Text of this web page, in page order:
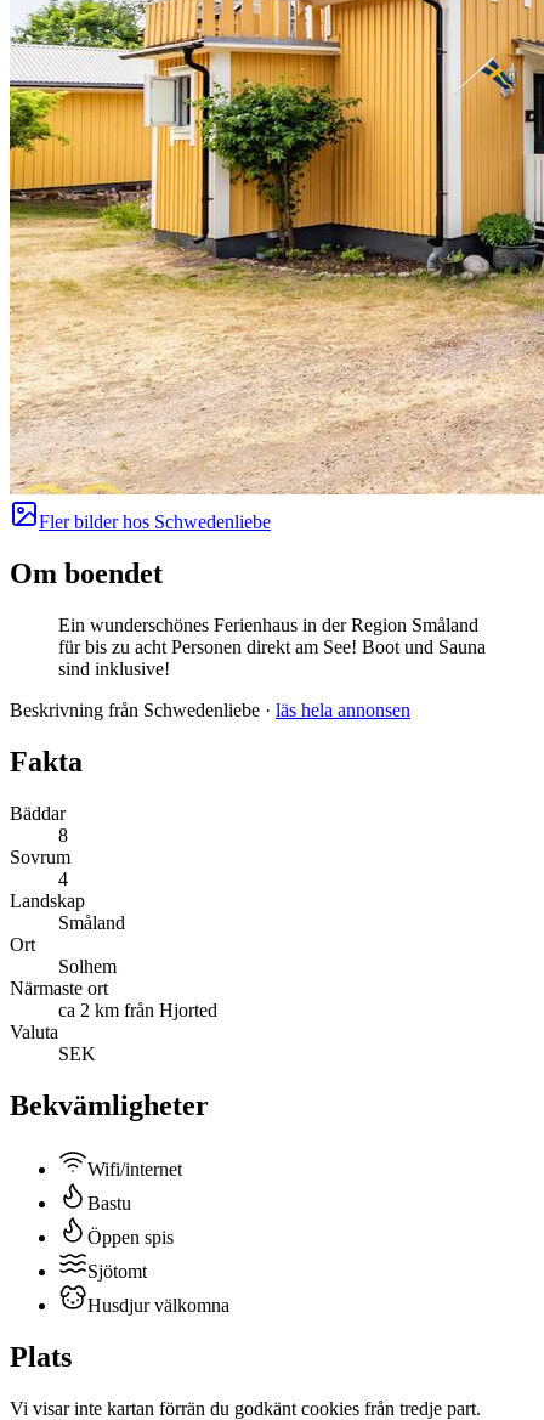
Fler bilder hos Schwedenliebe
Om boendet
Ein wunderschönes Ferienhaus in der Region Småland
für bis zu acht Personen direkt am See! Boot und Sauna
sind inklusive!
Beskrivning från Schwedenliebe · läs hela annonsen
Fakta
Bäddar
8
Sovrum
4
Landskap
Småland
Ort
Solhem
Närmaste ort
ca 2 km från Hjorted
Valuta
SEK
Bekvämligheter
Wifi/internet
Bastu
Öppen spis
Sjötomt
Husdjur välkomna
Plats
Vi visar inte kartan förrän du godkänt cookies från tredje part.